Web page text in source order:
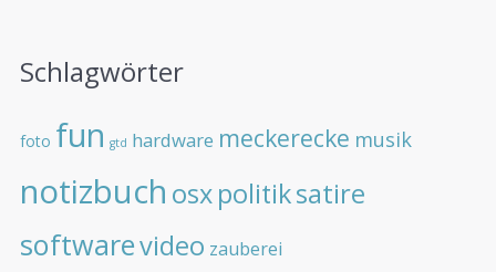
Schlagwörter
foto fun gtd hardware meckerecke musik
notizbuch osxpolitiksatire
softwarevideo zauberei